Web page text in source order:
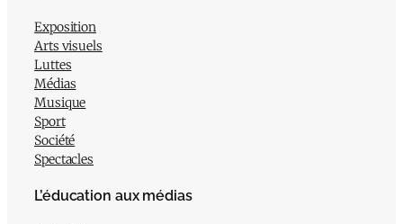
Exposition
Arts visuels
Luttes
Médias
Musique
Sport
Société
Spectacles
L’éducation aux médias